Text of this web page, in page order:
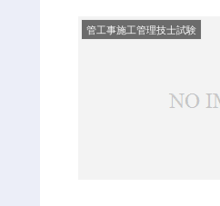
管工事施工管理技士試験